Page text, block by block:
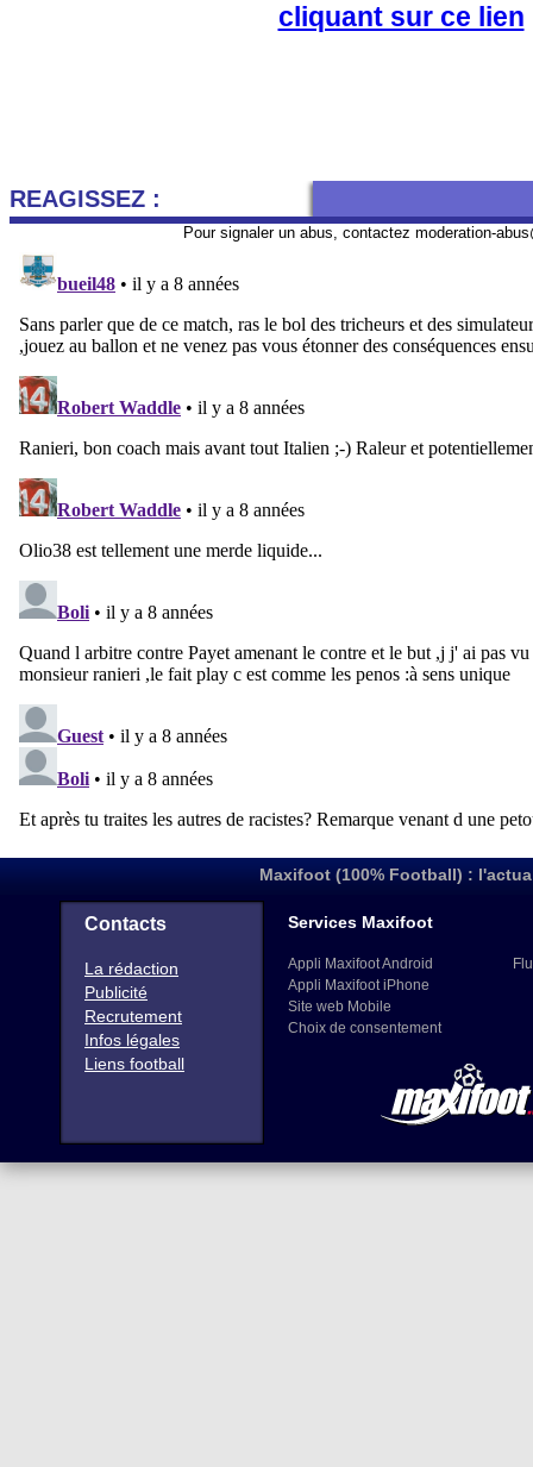
cliquant sur ce lien
REAGISSEZ :
Pour signaler un abus, contactez moderation-
Maxifoot (100% Football) :
Contacts
La rédaction
Publicité
Recrutement
Infos légales
Liens football
Services Maxifoot
Appli Maxifoot Android
Appli Maxifoot iPhone
Site web Mobile
Choix de consentement